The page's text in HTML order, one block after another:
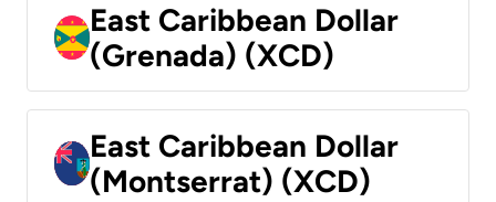
East Caribbean Dollar
(Grenada) (XCD)
East Caribbean Dollar
(Montserrat) (XCD)